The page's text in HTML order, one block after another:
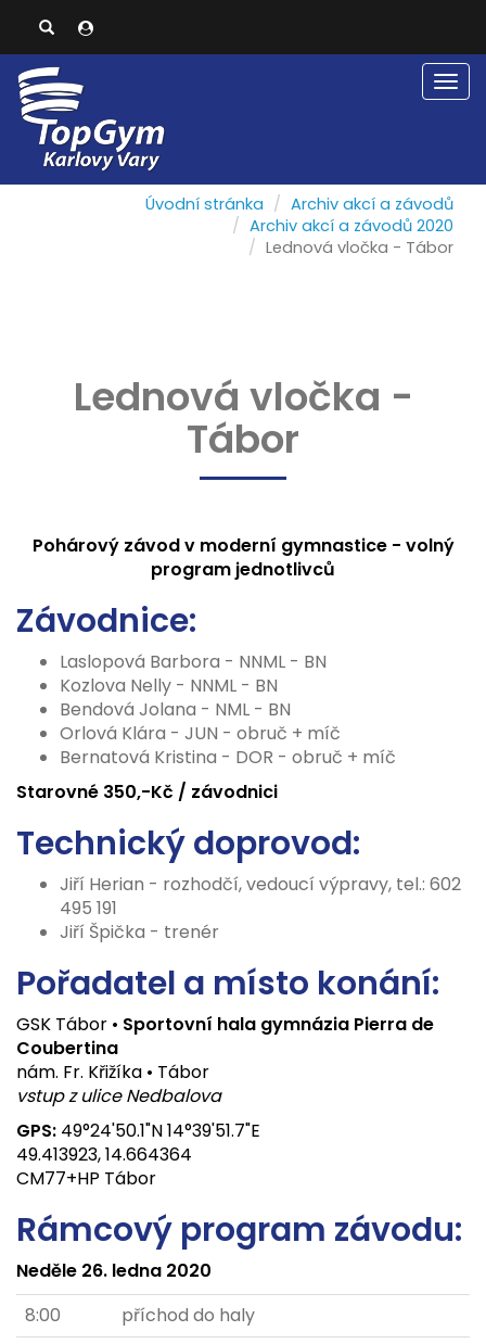
Úvodní stránka
Archiv akcí a závodů
Archiv akcí a závodů 2020
Lednová vločka - Tábor
Lednová vločka -
Tábor
Pohárový závod v moderní gymnastice - volný
program jednotlivců
Závodnice:
Laslopová Barbora - NNML - BN
Kozlova Nelly - NNML - BN
Bendová Jolana - NML - BN
Orlová Klára - JUN - obruč + míč
Bernatová Kristina - DOR - obruč + míč
Starovné 350,-Kč / závodnici
Technický doprovod:
Jiří Herian - rozhodčí, vedoucí výpravy, tel.: 602
495 191
Jiří Špička - trenér
Pořadatel a místo konání:
GSK Tábor • Sportovní hala gymnázia Pierra de
Coubertina
nám. Fr. Křižíka • Tábor
vstup z ulice Nedbalova
GPS: 49°24'50.1"N 14°39'51.7"E
49.413923, 14.664364
CM77+HP Tábor
Rámcový program závodu:
Neděle 26. ledna 2020
8:00
příchod do haly